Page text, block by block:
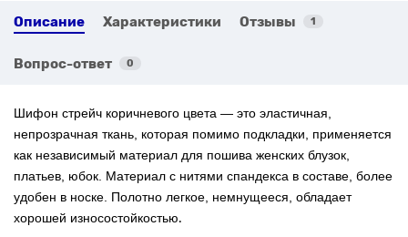
Описание Характеристики Отзывы 1
Вопрос-ответ 0
Шифон стрейч коричневого цвета — это эластичная,
непрозрачная ткань, которая помимо подкладки, применяется
как независимый материал для пошива женских блузок,
платьев, юбок. Материал с нитями спандекса в составе, более
удобен в носке. Полотно легкое, немнущееся, обладает
хорошей износостойкостью.